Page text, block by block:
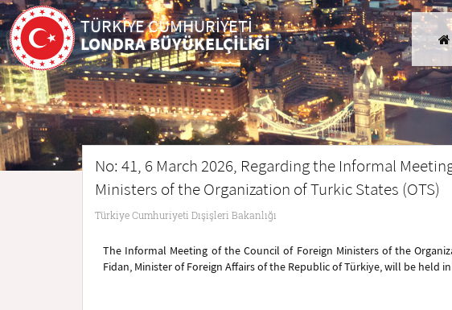
TÜRKİYE CUMHURİYETİ
LONDRA BÜYÜKELÇİLİĞİ
No: 41, 6 March 2026, Regarding the Informal
Ministers of the Organization of Turkic States (OTS)
Türkiye Cumhuriyeti Dışişleri Bakanlığı
The Informal Meeting of the Council of Foreign Ministers of the
Fidan, Minister of Foreign Affairs of the Republic of Türkiye, will be held